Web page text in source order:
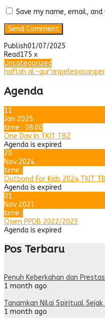
Save my name, email,
Publish01/07/2025
Read175 x
Uncategorized
haflah al-qur'anpelepasan
Agenda
11
Jan 2025
time : 08:00
One Day In TKIT TBZ
Agenda is expired
20
Nov 2024
time :
Outbond For Kids 2024 TKIT
Agenda is expired
01
Nov 2021
time :
Open PPDB 2022/2023
Agenda is expired
Pos Terbaru
Penuh Keberkahan dan
1 month ago
Tanamkan Nilai Spiritual Sejak
1 month ago